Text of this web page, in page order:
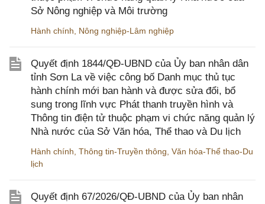
Sở Nông nghiệp và Môi trường
Hành chính Nông nghiệp-Lâm nghiệp
Quyết định 1844/QĐ-UBND của Ủy ban nhân dân
tỉnh Sơn La về việc công bố Danh mục thủ tục
hành chính mới ban hành và được sửa đổi, bổ
sung trong lĩnh vực Phát thanh truyền hình và
Thông tin điện tử thuộc phạm vi chức năng quản lý
Nhà nước của Sở Văn hóa, Thể thao và Du lịch
Hành chính Thông tin-Truyền thông Văn hóa-Thể thao-Du
lịch
Quyết định 67/2026/QĐ-UBND của Ủy ban nhân